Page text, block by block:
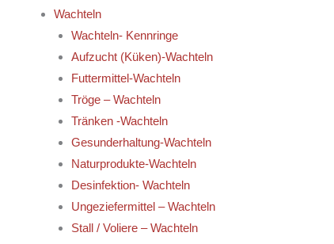
Wachteln
Wachteln- Kennringe
Aufzucht (Küken)-Wachteln
Futtermittel-Wachteln
Tröge – Wachteln
Tränken -Wachteln
Gesunderhaltung-Wachteln
Naturprodukte-Wachteln
Desinfektion- Wachteln
Ungeziefermittel – Wachteln
Stall / Voliere – Wachteln